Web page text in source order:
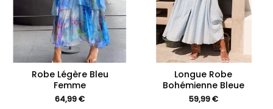
Robe Légère Bleu
Femme
64,99€
Longue Robe
Bohémienne Bleue
59,99€